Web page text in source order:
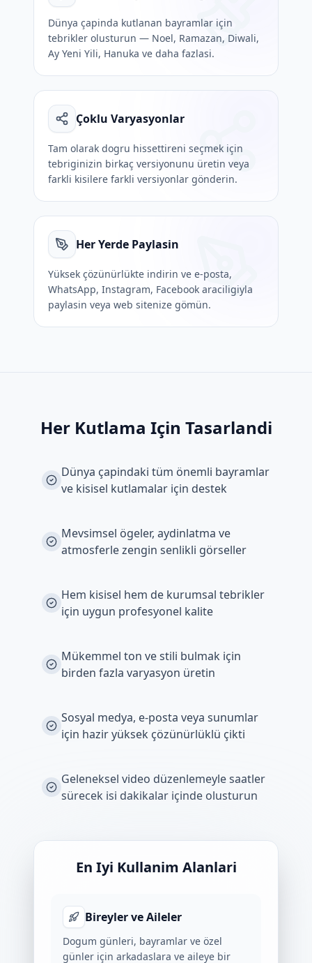
Dünya çapinda kutlanan bayramlar için
tebrikler olusturun — Noel, Ramazan, Diwali,
Ay Yeni Yili, Hanuka ve daha fazlasi.
Çoklu Varyasyonlar
Tam olarak dogru hissettireni seçmek için
tebriginizin birkaç versiyonunu üretin veya
farkli kisilere farkli versiyonlar gönderin.
Her Yerde Paylasin
Yüksek çözünürlükte indirin ve e-posta,
WhatsApp, Instagram, Facebook araciligiyla
paylasin veya web sitenize gömün.
Her Kutlama Için Tasarlandi
Dünya çapindaki tüm önemli bayramlar
ve kisisel kutlamalar için destek
Mevsimsel ögeler, aydinlatma ve
atmosferle zengin senlikli görseller
Hem kisisel hem de kurumsal tebrikler
için uygun profesyonel kalite
Mükemmel ton ve stili bulmak için
birden fazla varyasyon üretin
Sosyal medya, e-posta veya sunumlar
için hazir yüksek çözünürlüklü çikti
Geleneksel video düzenlemeyle saatler
sürecek isi dakikalar içinde olusturun
En Iyi Kullanim Alanlari
Bireyler ve Aileler
Dogum günleri, bayramlar ve özel
günler için arkadaslara ve aileye bir